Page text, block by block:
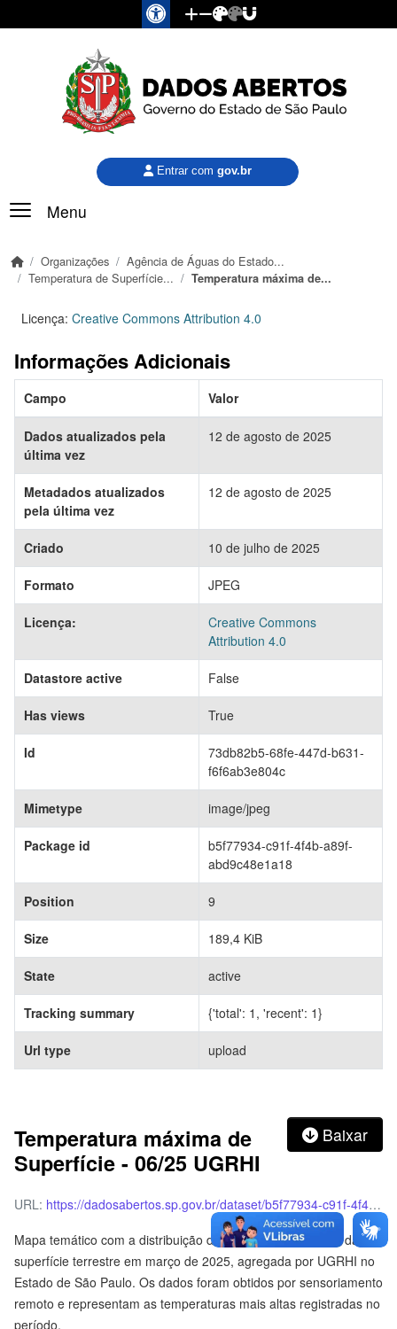
Pular para o conteúdo principal
Menu
Entrar com gov.br
Organizações
Agência de Águas do Estado...
Temperatura de Superfície...
Temperatura máxima de...
Baixar
Temperatura máxima de
Superfície - 06/25 UGRHI
URL: https://dadosabertos.sp.gov.br/dataset/b5f77934-c91f-4f4b-a89f-abd9c48e1a18/resource/73db82b5-68fe-447d-b631-f6f6ab3e804c/download/temperatura_max_ugrhi_junho25.jpg
Mapa temático com a distribuição da temperatura máxima da
superfície terrestre em março de 2025, agregada por UGRHI no
Estado de São Paulo. Os dados foram obtidos por sensoriamento
remoto e representam as temperaturas mais altas registradas no
período.
Licença: Creative Commons Attribution 4.0
Informações Adicionais
Campo Valor
Dados atualizados pela
última vez
12 de agosto de 2025
Metadados atualizados
pela última vez
12 de agosto de 2025
Criado 10 de julho de 2025
Formato JPEG
Licença:
Creative Commons
Attribution 4.0
Datastore active False
Has views True
Id
73db82b5-68fe-447d-b631-
f6f6ab3e804c
Mimetype image/jpeg
Package id
b5f77934-c91f-4f4b-a89f-
abd9c48e1a18
Position 9
Size 189,4 KiB
State active
Tracking summary {'total': 1, 'recent': 1}
Url type upload